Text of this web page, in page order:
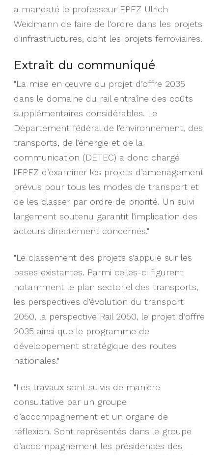
a mandaté le professeur EPFZ Ulrich
Weidmann de faire de l'ordre dans les projets
d'infrastructures, dont les projets ferroviaires.
Extrait du communiqué
"La mise en œuvre du projet d’offre 2035
dans le domaine du rail entraîne des coûts
supplémentaires considérables. Le
Département fédéral de l’environnement, des
transports, de l’énergie et de la
communication (DETEC) a donc chargé
l’EPFZ d’examiner les projets d’aménagement
prévus pour tous les modes de transport et
de les classer par ordre de priorité. Un suivi
largement soutenu garantit l’implication des
acteurs directement concernés."
"Le classement des projets s’appuie sur les
bases existantes. Parmi celles-ci figurent
notamment le plan sectoriel des transports,
les perspectives d’évolution du transport
2050, la perspective Rail 2050, le projet d’offre
2035 ainsi que le programme de
développement stratégique des routes
nationales."
"Les travaux sont suivis de manière
consultative par un groupe
d’accompagnement et un organe de
réflexion. Sont représentés dans le groupe
d’accompagnement les présidences des